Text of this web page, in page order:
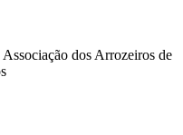
dos Arrozeiros de